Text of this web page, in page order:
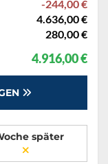
-244,00 €
4.636,00 €
280,00 €
4.916,00 €
später